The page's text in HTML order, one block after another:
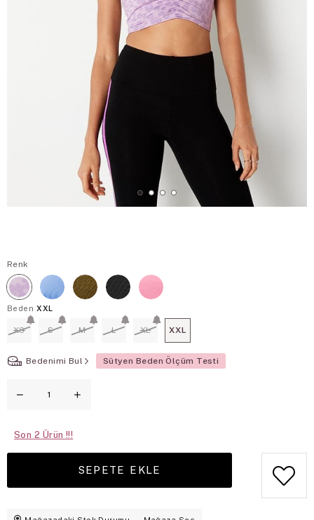
Renk
Beden XXL
XS S M L XL XXL
Bedenimi Bul Sütyen Beden Ölçüm Testi
Son 2